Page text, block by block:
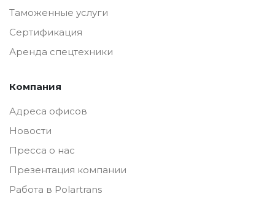
Таможенные услуги
Сертификация
Аренда спецтехники
Компания
Адреса офисов
Новости
Пресса о нас
Презентация компании
Работа в Polartrans